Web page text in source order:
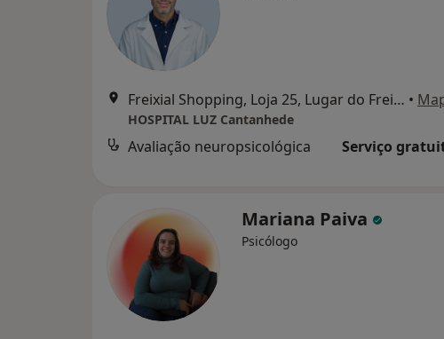
Freixial Shopping, Loja 25, Lugar do Freixial Cantanhede, Cantanhede •
HOSPITAL LUZ Cantanhede
Avaliação neuropsicológica Serviço
Mariana Paiva
Psicólogo